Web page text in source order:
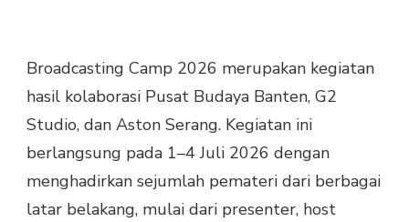
Broadcasting Camp 2026 merupakan kegiatan
hasil kolaborasi Pusat Budaya Banten, G2
Studio, dan Aston Serang. Kegiatan ini
berlangsung pada 1–4 Juli 2026 dengan
menghadirkan sejumlah pemateri dari berbagai
latar belakang, mulai dari presenter, host